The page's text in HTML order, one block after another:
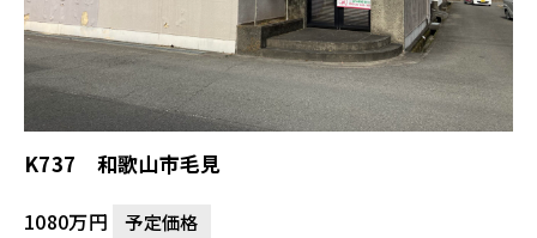
K737 和歌山市毛見
1080万円 予定価格